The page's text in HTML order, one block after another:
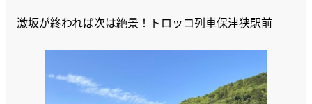
激坂が終われば次は絶景！トロッコ列車保津狭駅前